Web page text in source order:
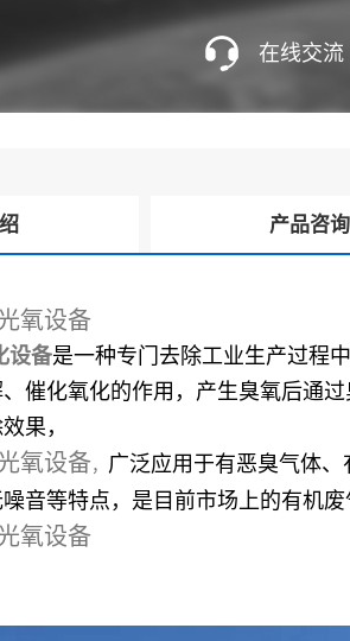
在线交流
产品咨询
氧设备
设备是一种专门去除工业生产过程
催化氧化的作用，产生臭氧后通
果，
氧设备， 广泛应用于有恶臭气体
音等特点，是目前市场上的有机
氧设备